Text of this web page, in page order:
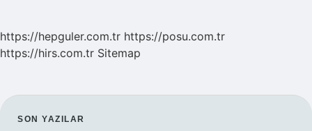
https://hepguler.com.tr https://posu.com.tr
https://hirs.com.tr Sitemap
SON YAZILAR